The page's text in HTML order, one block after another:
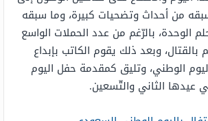
من أحداث وتضحيات كبيرة، وما سبقه
الوحدة، بالرّغم من عدد الحملات الواسع
بالقتال، وبعد ذلك يقوم الكاتب بإبداع
الوطني، وتليق كمقدمة حفل اليوم
الثاني والتّسعين.